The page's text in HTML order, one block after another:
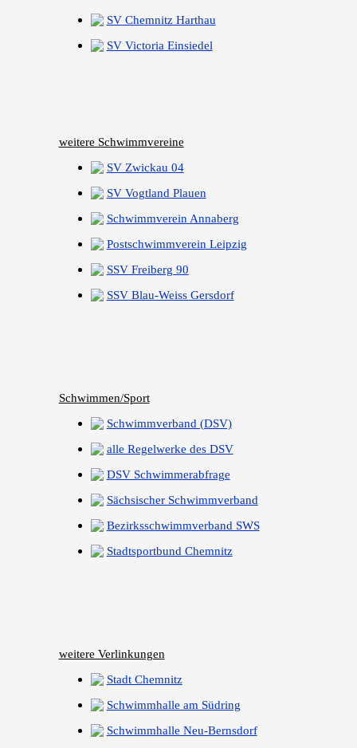
SV Chemnitz Harthau
SV Victoria Einsiedel
weitere Schwimmvereine
SV Zwickau 04
SV Vogtland Plauen
Schwimmverein Annaberg
Postschwimmverein Leipzig
SSV Freiberg 90
SSV Blau-Weiss Gersdorf
Schwimmen/Sport
Schwimmverband (DSV)
alle Regelwerke des DSV
DSV Schwimmerabfrage
Sächsischer Schwimmverband
Bezirksschwimmverband SWS
Stadtsportbund Chemnitz
weitere Verlinkungen
Stadt Chemnitz
Schwimmhalle am Südring
Schwimmhalle Neu-Bernsdorf